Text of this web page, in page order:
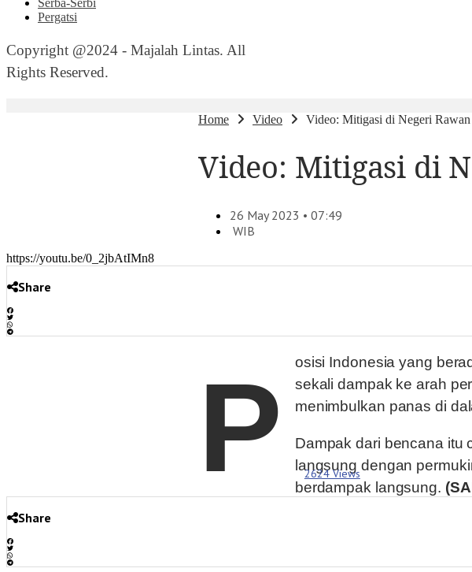
Serba-Serbi
Pergatsi
Copyright @2024 - Majalah Lintas. All
Rights Reserved.
Home Video Video: Mitigasi di Negeri Rawan
Video: Mitigasi di
26 May 2023 • 07:49
WIB
https://youtu.be/0_2jbAtIMn8
Share
P
osisi Indonesia yang
sekali dampak ke arah
menimbulkan panas di
Dampak dari bencana itu
langsung dengan
berdampak langsung.
2624 Views
Share